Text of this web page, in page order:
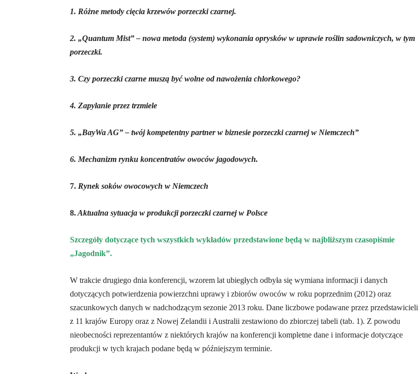
1. Różne metody cięcia krzewów porzeczki czarnej.
2. „Quantum Mist” – nowa metoda (system) wykonania oprysków w uprawie roślin sadowniczych, w tym
porzeczki.
3. Czy porzeczki czarne muszą być wolne od nawożenia chlorkowego?
4. Zapylanie przez trzmiele
5. „BayWa AG” – twój kompetentny partner w biznesie porzeczki czarnej w Niemczech”
6. Mechanizm rynku koncentratów owoców jagodowych.
7. Rynek soków owocowych w Niemczech
8.Aktualna sytuacja w produkcji porzeczki czarnej w Polsce
Szczegóły dotyczące tych wszystkich wykładów przedstawione będą w najbliższym czasopiśmie
„Jagodnik”.
W trakcie drugiego dnia konferencji, wzorem lat ubiegłych odbyła się wymiana informacji i danych
dotyczących potwierdzenia powierzchni uprawy i zbiorów owoców w roku poprzednim (2012) oraz
szacunkowych danych w nadchodzącym sezonie 2013 roku. Dane liczbowe podawane przez przedstawicieli
z 11 krajów Europy oraz z Nowej Zelandii i Australii zestawiono do zbiorczej tabeli (tab. 1). Z powodu
nieobecności reprezentantów z niektórych krajów na konferencji kompletne dane i informacje dotyczące
produkcji w tych krajach podane będą w późniejszym terminie.